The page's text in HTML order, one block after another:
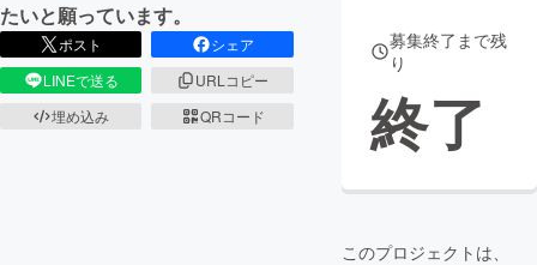
たいと願っています。
ポスト
シェア
LINEで送る
URLコピー
埋め込み
QRコード
募集終了まで残
り
終了
このプロジェクトは、